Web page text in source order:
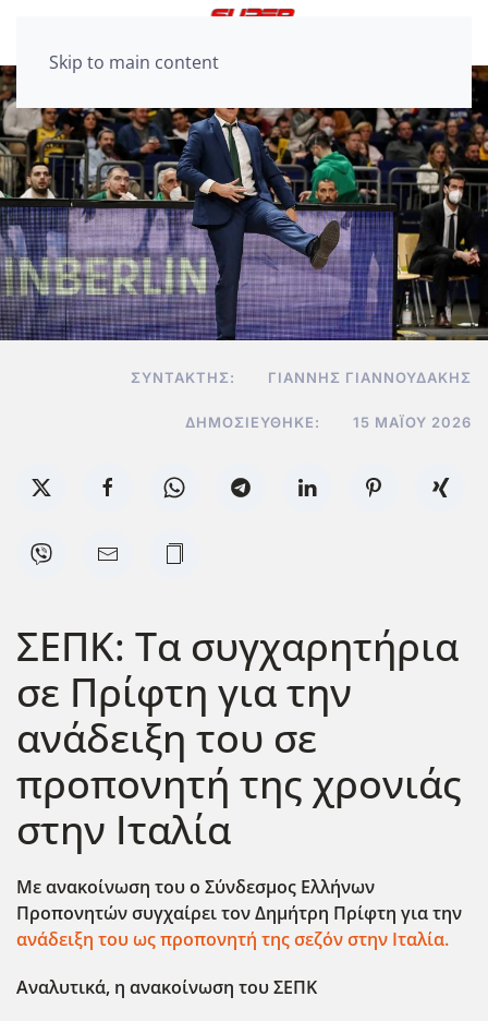
Skip to main content
ΣΥΝΤΆΚΤΗΣ: ΓΙΆΝΝΗΣ ΓΙΑΝΝΟΥΔΆΚΗΣ
ΔΗΜΟΣΙΕΎΘΗΚΕ: 15 ΜΑΪ́ΟΥ 2026
ΣΕΠΚ: Τα συγχαρητήρια
σε Πρίφτη για την
ανάδειξη του σε
προπονητή της χρονιάς
στην Ιταλία
Με ανακοίνωση του ο Σύνδεσμος Ελλήνων
Προπονητών συγχαίρει τον Δημήτρη Πρίφτη για την
ανάδειξη του ως προπονητή της σεζόν στην Ιταλία.
Αναλυτικά, η ανακοίνωση του ΣΕΠΚ